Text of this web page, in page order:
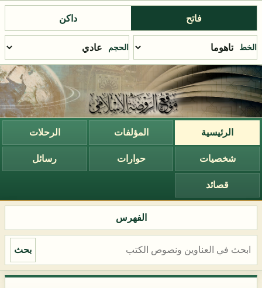
فاتح داكن
الخط الحجم
الرئيسية المؤلفات الرحلات
شخصيات حوارات رسائل
قصائد
الفهرس
بحث